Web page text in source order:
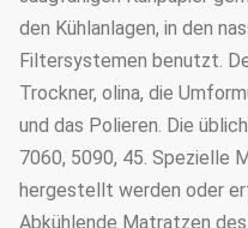
den Kühlanlagen, in den
Filtersystemen benutzt.
Trockner, olina, die
und das Polieren. Die
7060, 5090, 45. Spezielle
hergestellt werden oder
Abkühlende Matratzen